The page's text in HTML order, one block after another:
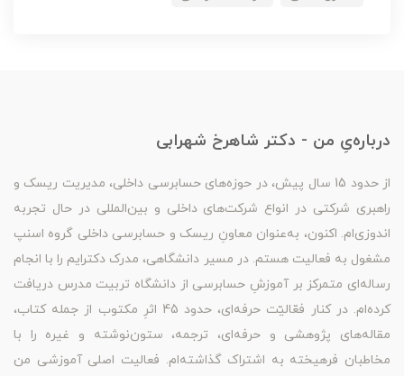
درباره‌یِ من - دکتر شاهرخ شهرابی
از حدود 15 سال پیش، در حوزه‌های حسابرسی داخلی، مدیریت ریسک و
راهبری شرکتی در انواع شرکت‌های داخلی و بین‌المللی در حال تجربه
اندوزی‌ام. اکنون، به‌عنوان معاونِ ریسک و حسابرسی داخلی گروه اسنپ
مشغول به فعالیت هستم. در مسیر دانشگاهی، مدرک دکترایم را با انجام
رساله‌ای متمرکز بر آموزشِ حسابرسی از دانشگاه تربیت مدرس دریافت
کرده‌ام. در کنار فعّالیّت حرفه‌ای، حدود 45 اثرِ مکتوب از جمله کتاب،
مقاله‌های پژوهشی و حرفه‌ای، ترجمه، ستون‌نوشته و غیره را با
مخاطبان فرهیخته به اشتراک گذاشته‌ام. فعالیت اصلی آموزشی من